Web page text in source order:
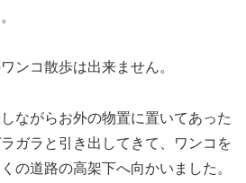
ンコ散歩は出来ません。
ながらお外の物置に置いてあった
ガラと引き出してきて、ワンコを
の道路の高架下へ向かいました。